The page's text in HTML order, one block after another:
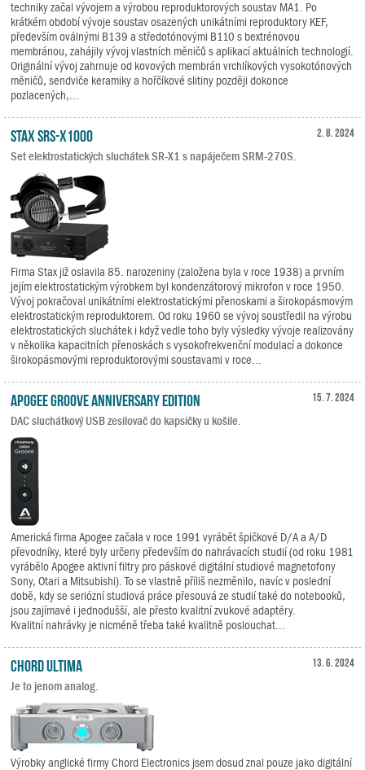
techniky začal vývojem a výrobou reproduktorových soustav MA1. Po
krátkém období vývoje soustav osazených unikátními reproduktory KEF,
především oválnými B139 a středotónovými B110 s bextrénovou
membránou, zahájily vývoj vlastních měničů s aplikací aktuálních technologií.
Originální vývoj zahrnuje od kovových membrán vrchlíkových vysokotónových
měničů, sendviče keramiky a hořčíkové slitiny později dokonce
pozlacených,...
2. 8. 2024
STAX SRS-X1000
Set elektrostatických sluchátek SR-X1 s napáječem SRM-270S.
Firma Stax již oslavila 85. narozeniny (založena byla v roce 1938) a prvním
jejím elektrostatickým výrobkem byl kondenzátorový mikrofon v roce 1950.
Vývoj pokračoval unikátními elektrostatickými přenoskami a širokopásmovým
elektrostatickým reproduktorem. Od roku 1960 se vývoj soustředil na výrobu
elektrostatických sluchátek i když vedle toho byly výsledky vývoje realizovány
v několika kapacitních přenoskách s vysokofrekvenční modulací a dokonce
širokopásmovými reproduktorovými soustavami v roce...
15. 7. 2024
Apogee Groove Anniversary Edition
DAC sluchátkový USB zesilovač do kapsičky u košile.
Americká firma Apogee začala v roce 1991 vyrábět špičkové D/A a A/D
převodníky, které byly určeny především do nahrávacích studií (od roku 1981
vyrábělo Apogee aktivní filtry pro páskové digitální studiové magnetofony
Sony, Otari a Mitsubishi). To se vlastně příliš nezměnilo, navíc v poslední
době, kdy se seriózní studiová práce přesouvá ze studií také do notebooků,
jsou zajímavé i jednodušší, ale přesto kvalitní zvukové adaptéry.
Kvalitní nahrávky je nicméně třeba také kvalitně poslouchat...
13. 6. 2024
Chord Ultima
Je to jenom analog.
Výrobky anglické firmy Chord Electronics jsem dosud znal pouze jako digitální